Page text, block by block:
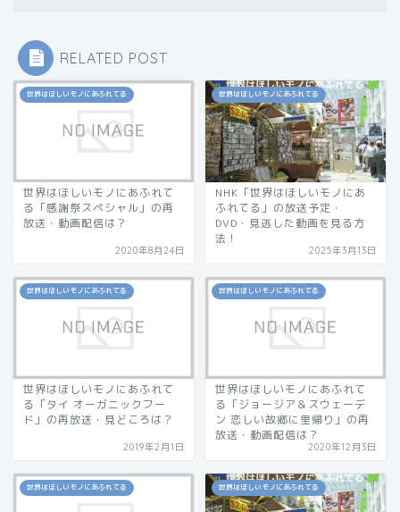
RELATED POST
世界はほしいモノにあふれてる
世界はほしいモノにあふれて
る「感謝祭スペシャル」の再
放送・動画配信は？
2020年8月24日
世界はほしいモノにあふれてる
NHK「世界はほしいモノにあ
ふれてる」の放送予定・
DVD・見逃した動画を見る方
法！
2025年3月13日
世界はほしいモノにあふれてる
世界はほしいモノにあふれて
る「タイ オーガニックフー
ド」の再放送・見どころは？
2019年2月1日
世界はほしいモノにあふれてる
世界はほしいモノにあふれて
る「ジョージア＆スウェーデ
ン 恋しい故郷に里帰り」の再
放送・動画配信は？
2020年12月3日
世界はほしいモノにあふれてる 世界はほしいモノにあふれてる